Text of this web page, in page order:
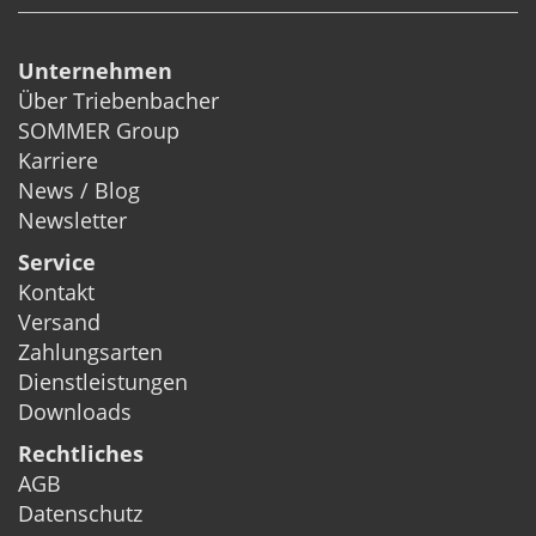
Unternehmen
Über Triebenbacher
SOMMER Group
Karriere
News / Blog
Newsletter
Service
Kontakt
Versand
Zahlungsarten
Dienstleistungen
Downloads
Rechtliches
AGB
Datenschutz